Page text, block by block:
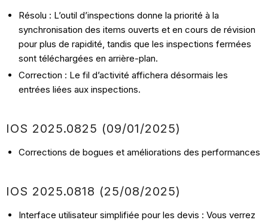
Résolu : L’outil d’inspections donne la priorité à la
synchronisation des items ouverts et en cours de révision
pour plus de rapidité, tandis que les inspections fermées
sont téléchargées en arrière-plan.
Correction : Le fil d’activité affichera désormais les
entrées liées aux inspections.
IOS 2025.0825 (09/01/2025)
Corrections de bogues et améliorations des performances
IOS 2025.0818 (25/08/2025)
Interface utilisateur simplifiée pour les devis : Vous verrez